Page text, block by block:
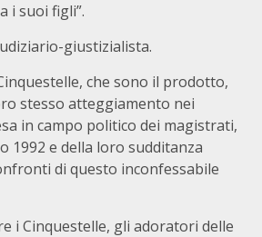
i suoi figli”.
giustizialista.
che sono il prodotto,
stesso atteggiamento nei
in campo politico dei magistrati,
1992 e della loro sudditanza
di questo inconfessabile
i Cinquestelle, gli adoratori delle